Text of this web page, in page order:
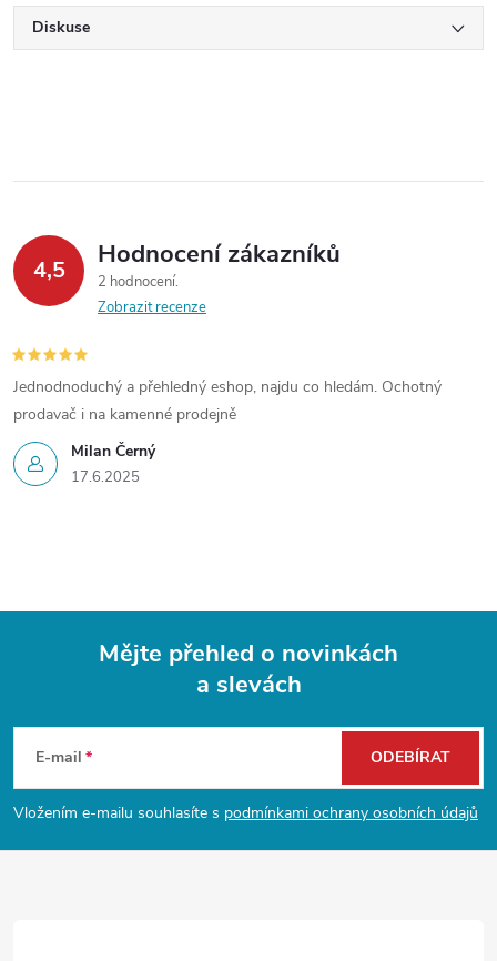
Diskuse
4,5 Hodnocení zákazníků
2 hodnocení
Zobrazit recenze
Milan Černý
17.6.2025
Jednodnoduchý a přehledný eshop, najdu co hledám. Ochotný
prodavač i na kamenné prodejně
p
a
Mějte přehled o novinkách
a slevách
E-mail
Vložením e-mailu souhlasíte s podmínkami ochrany osobních údajů
ODEBÍRAT